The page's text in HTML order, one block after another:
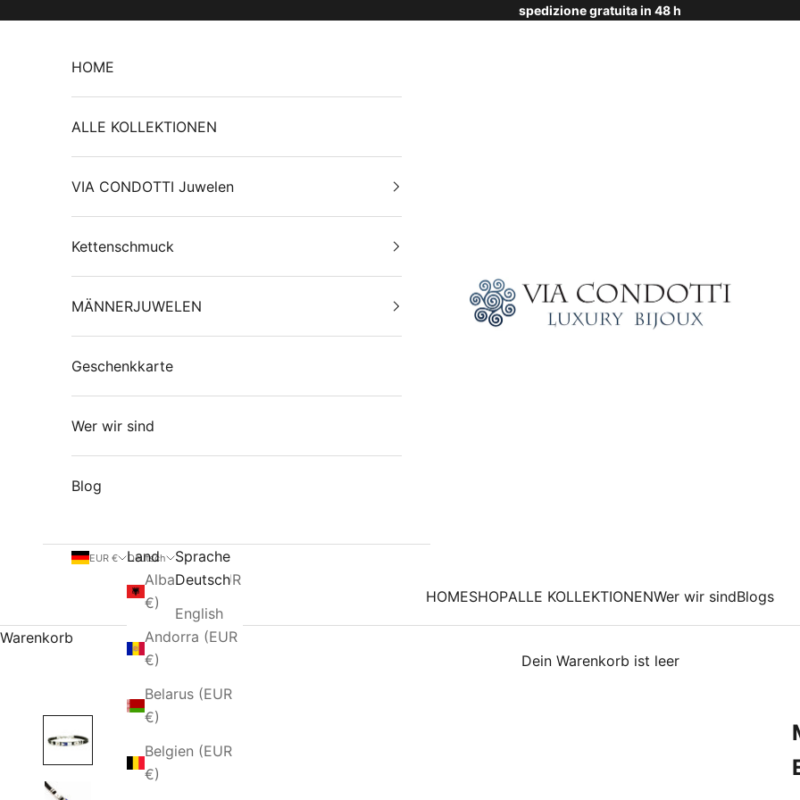
spedizione gratuita in 48 h
Via Condotti Store
HOMESHOPALLE KOLLEKTIONENWer wir sindBlogs
HOME
ALLE KOLLEKTIONEN
VIA CONDOTTI Juwelen
Kettenschmuck
MÄNNERJUWELEN
Geschenkkarte
Wer wir sind
Blog
EUR €
Land
Albanien (EUR
€)
Andorra (EUR
€)
Belarus (EUR
€)
Belgien (EUR
€)
Deutsch
Sprache
Deutsch
English
Warenkorb
Dein Warenkorb ist leer